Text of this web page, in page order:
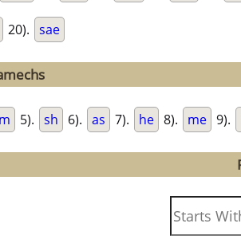
20). sae
5). sh 6). as 7). he 8). me 9).